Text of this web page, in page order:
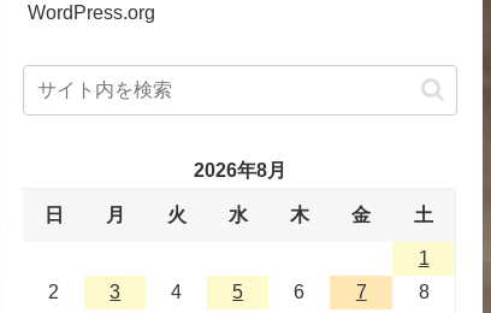
WordPress.org
2026年8月
日 月 火 水 木 金 土
1
2
3 4 5 6 7
8